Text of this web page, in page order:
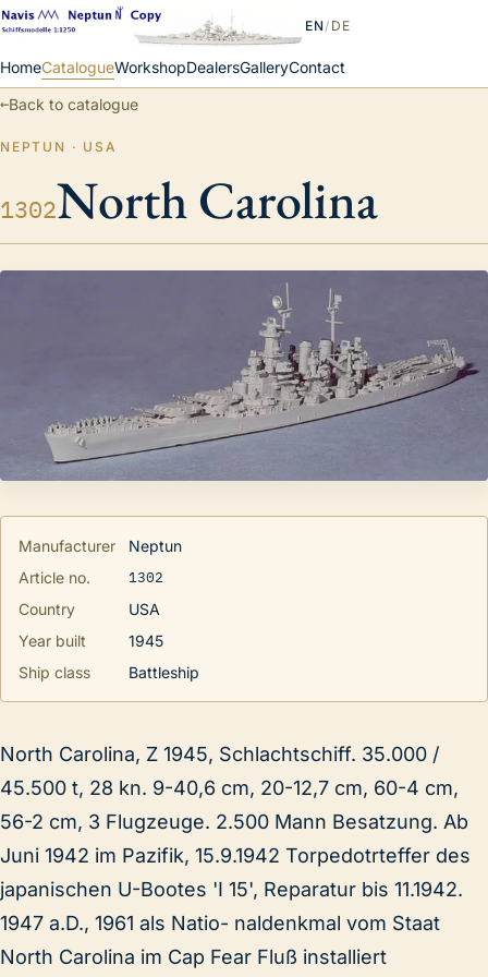
HomeCatalogueWorkshopDealersGalleryContact
EN/ DE
←Back to catalogue
NEPTUN · USA
1302North Carolina
Manufacturer
Neptun
Article no.
1302
Country
USA
Year built
1945
Ship class
Battleship
North Carolina, Z 1945, Schlachtschiff. 35.000 /
45.500 t, 28 kn. 9-40,6 cm, 20-12,7 cm, 60-4 cm,
56-2 cm, 3 Flugzeuge. 2.500 Mann Besatzung. Ab
Juni 1942 im Pazifik, 15.9.1942 Torpedotrteffer des
japanischen U-Bootes 'I 15', Reparatur bis 11.1942.
1947 a.D., 1961 als Natio- naldenkmal vom Staat
North Carolina im Cap Fear Fluß installiert